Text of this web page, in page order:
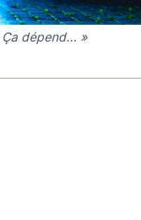
Ça dépend… »